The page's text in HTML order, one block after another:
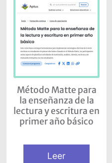
Método Matte para
la enseñanza de la
lectura y escritura en
primer año básico
Leer